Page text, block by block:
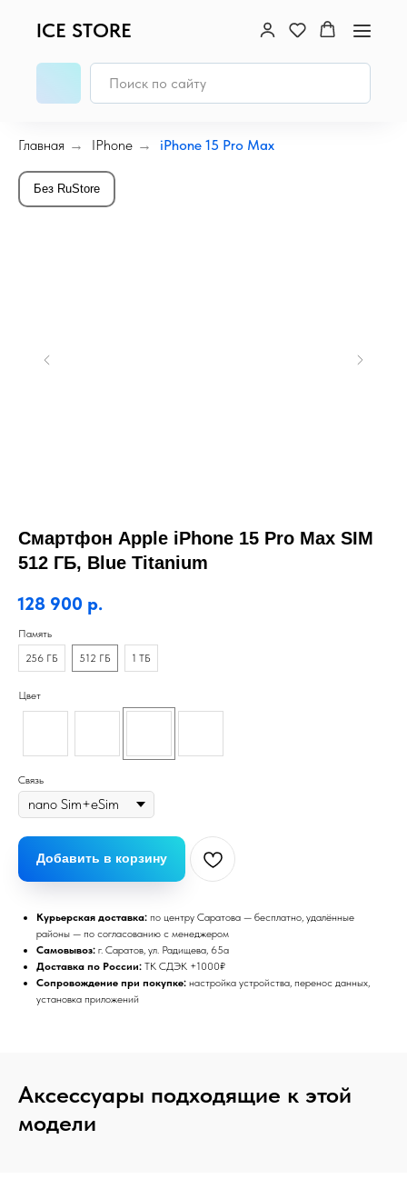
ICE STORE
Главная → IPhone → iPhone 15 Pro Max
Без RuStore
Смартфон Apple iPhone 15 Pro Max SIM
512 ГБ, Blue Titanium
128 900 р.
Память
1 ТБ
256 ГБ 512 ГБ
Цвет
Связь
Добавить в корзину
Курьерская доставка: по центру Саратова — бесплатно, удалённые
районы — по согласованию с менеджером
Самовывоз: г. Саратов, ул. Радищева, 65а
Доставка по России: ТК СДЭК +1000₽
Сопровождение при покупке: настройка устройства, перенос данных,
установка приложений
Аксессуары подходящие к этой
модели